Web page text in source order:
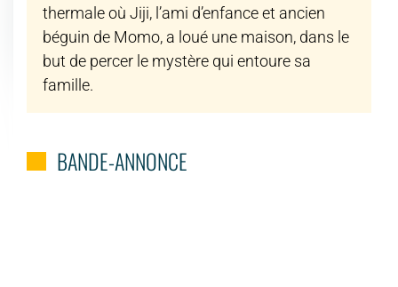
thermale où Jiji, l’ami d’enfance et ancien
béguin de Momo, a loué une maison, dans le
but de percer le mystère qui entoure sa
famille.
BANDE-ANNONCE